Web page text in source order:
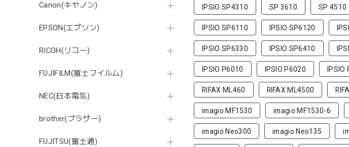
Canon(キヤノン)
EPSON(エプソン)
RICOH(リコー)
FUJIFILM(富士フイルム)
NEC(日本電気)
brother(ブラザー)
FUJITSU(富士通)
IPSIO SP4310 SP 3610 SP 4510
IPSIO SP6110 IPSIO SP6120
IPSIO SP6330 IPSIO SP6410
IPSIO P6010 IPSIO P6020 IPSIO
RIFAX ML460 RIFAX ML4500
imagio MF1530 imagio MF1530-6
imagio Neo300 imagio Neo135